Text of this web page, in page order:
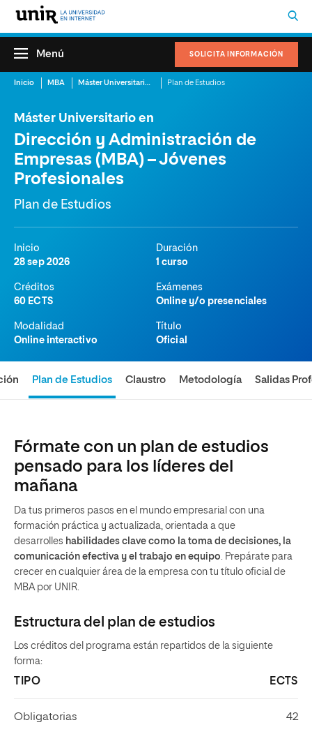
SOLICITA INFORMACIÓN
Menú
Inicio MBA Máster Universitario en Dirección y Administración de Empresas (MBA) – Jóvenes Profesionales Plan de Estudios
Máster Universitario en
Dirección y Administración de
Empresas (MBA) – Jóvenes
Profesionales
Plan de Estudios
Inicio
28 sep 2026
Duración
1 curso
Créditos
60 ECTS
Exámenes
Online y/o presenciales
Modalidad
Online interactivo
Título
Oficial
Plan de Estudios Claustro Metodología Salidas
Fórmate con un plan de estudios
pensado para los líderes del
mañana
Da tus primeros pasos en el mundo empresarial con una
formación práctica y actualizada, orientada a que
desarrolles habilidades clave como la toma de decisiones, la
comunicación efectiva y el trabajo en equipo. Prepárate para
crecer en cualquier área de la empresa con tu título oficial de
MBA por UNIR.
Estructura del plan de estudios
Los créditos del programa están repartidos de la siguiente
forma:
TIPO ECTS
Obligatorias 42